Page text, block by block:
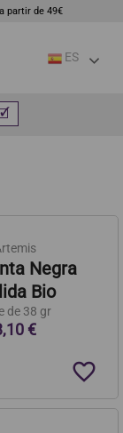
partir de 49€
ES
Especias
Negra
Bio
de 38 gr
€
favorite_border